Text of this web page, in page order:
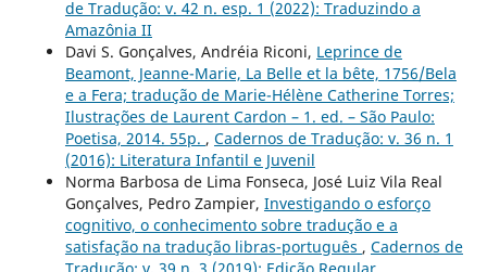
de Tradução: v. 42 n. esp. 1 (2022): Traduzindo a
Amazônia II
Davi S. Gonçalves, Andréia Riconi, Leprince de
Beamont, Jeanne-Marie, La Belle et la bête, 1756/Bela
e a Fera; tradução de Marie-Hélène Catherine Torres;
Ilustrações de Laurent Cardon – 1. ed. – São Paulo:
Poetisa, 2014. 55p. , Cadernos de Tradução: v. 36 n. 1
(2016): Literatura Infantil e Juvenil
Norma Barbosa de Lima Fonseca, José Luiz Vila Real
Gonçalves, Pedro Zampier, Investigando o esforço
cognitivo, o conhecimento sobre tradução e a
satisfação na tradução libras-português , Cadernos de
Tradução: v. 39 n. 3 (2019): Edição Regular